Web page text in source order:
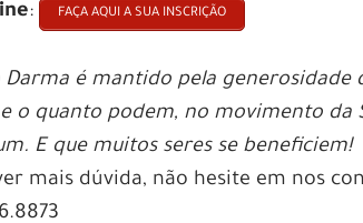
: FAÇA AQUI A SUA INSCRIÇÃO
Darma é mantido pela
o quanto podem, no movimento da
E que muitos seres se beneficiem!
mais dúvida, não hesite em nos